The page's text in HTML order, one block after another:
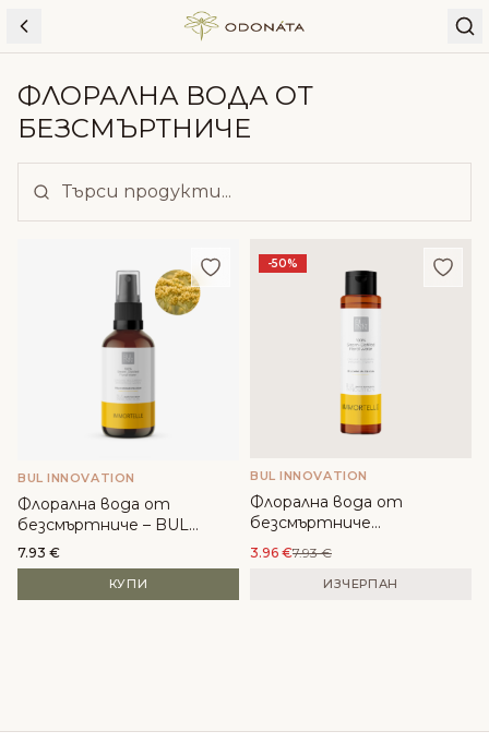
Skip to content
ФЛОРАЛНА ВОДА ОТ
БЕЗСМЪРТНИЧЕ
Добави в любими
BUL INNOVATION
Флорална вода от
безсмъртниче – BUL
INNOVATION
7.93 €
КУПИ
-50%
BUL INNOVATION
Флорална вода от
безсмъртниче
(Helichrysum italicum) - BUL
INNOVATION
3.96 €7.93€
ИЗЧЕРПАН